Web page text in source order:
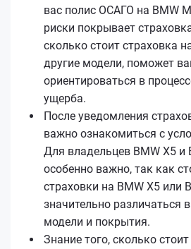
вас полис ОСАГО на BMW
риски покрывает
сколько стоит страховка
другие модели, поможет
ориентироваться в
ущерба.
После уведомления
важно ознакомиться с
Для владельцев BMW X5 и
особенно важно, так как
страховки на BMW X5 или
значительно различаться
модели и покрытия.
Знание того, сколько